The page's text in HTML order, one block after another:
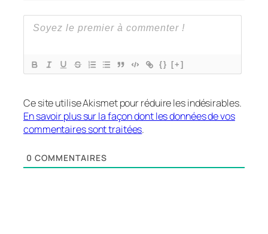
{} [+]
Ce site utilise Akismet pour réduire les indésirables.
En savoir plus sur la façon dont les données de vos
commentaires sont traitées.
0 COMMENTAIRES